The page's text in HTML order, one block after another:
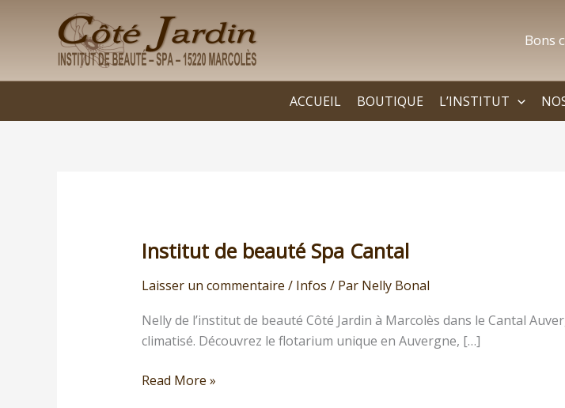
Bons
ACCUEIL BOUTIQUE L’INSTITUT
Institut de beauté Spa Cantal
Laisser un commentaire / Infos / Par Nelly Bonal
Nelly de l’institut de beauté Côté Jardin à Marcolès dans le Cantal
climatisé. Découvrez le flotarium unique en Auvergne, […]
Institut
beauté
Cantal
Read More »